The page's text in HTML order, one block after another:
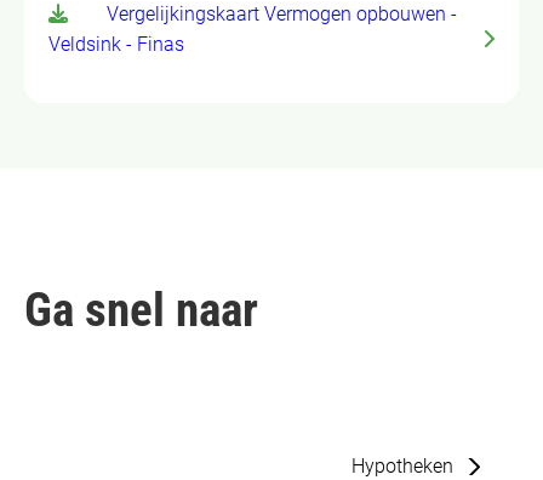
Vergelijkingskaart Vermogen opbouwen -
Veldsink - Finas
Ga snel naar
Hypotheken